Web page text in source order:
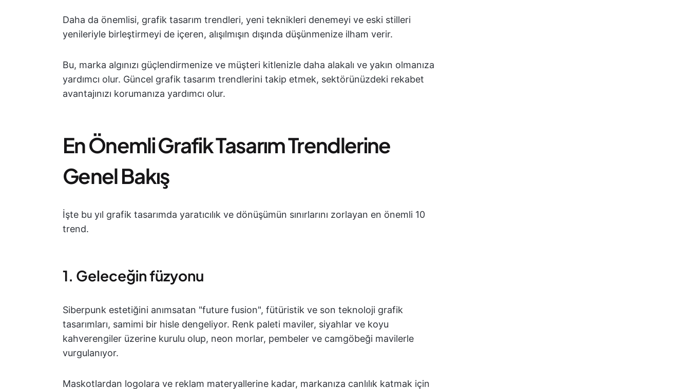
Daha da önemlisi, grafik tasarım trendleri, yeni teknikleri denemeyi ve eski stilleri
yenileriyle birleştirmeyi de içeren, alışılmışın dışında düşünmenize ilham verir.
Bu, marka algınızı güçlendirmenize ve müşteri kitlenizle daha alakalı ve yakın olmanıza
yardımcı olur. Güncel grafik tasarım trendlerini takip etmek, sektörünüzdeki rekabet
avantajınızı korumanıza yardımcı olur.
En Önemli Grafik Tasarım Trendlerine
Genel Bakış
İşte bu yıl grafik tasarımda yaratıcılık ve dönüşümün sınırlarını zorlayan en önemli 10
trend.
1. Geleceğin füzyonu
Siberpunk estetiğini anımsatan "future fusion", fütüristik ve son teknoloji grafik
tasarımları, samimi bir hisle dengeliyor. Renk paleti maviler, siyahlar ve koyu
kahverengiler üzerine kurulu olup, neon morlar, pembeler ve camgöbeği mavilerle
vurgulanıyor.
Maskotlardan logolara ve reklam materyallerine kadar, markanıza canlılık katmak için